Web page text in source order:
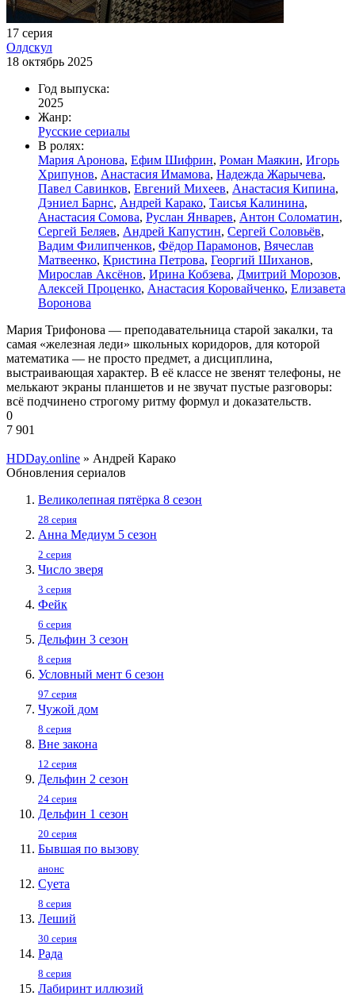
17 серия
Олдскул
18 октябрь 2025
Год выпуска:
2025
Жанр:
Русские сериалы
В ролях:
Мария Аронова, Ефим Шифрин, Роман Маякин, Игорь
Хрипунов, Анастасия Имамова, Надежда Жарычева,
Павел Савинков, Евгений Михеев, Анастасия Кипина,
Дэниел Барнс, Андрей Карако, Таисья Калинина,
Анастасия Сомова, Руслан Январев, Антон Соломатин,
Сергей Беляев, Андрей Капустин, Сергей Соловьёв,
Вадим Филипченков, Фёдор Парамонов, Вячеслав
Матвеенко, Кристина Петрова, Георгий Шиханов,
Мирослав Аксёнов, Ирина Кобзева, Дмитрий Морозов,
Алексей Проценко, Анастасия Коровайченко, Елизавета
Воронова
Мария Трифонова — преподавательница старой закалки, та
самая «железная леди» школьных коридоров, для которой
математика — не просто предмет, а дисциплина,
выстраивающая характер. В её классе не звенят телефоны, не
мелькают экраны планшетов и не звучат пустые разговоры:
всё подчинено строгому ритму формул и доказательств.
0
7 901
HDDay.online » Андрей Карако
Обновления сериалов
Великолепная пятёрка 8 сезон
28 серия
Анна Медиум 5 сезон
2 серия
Число зверя
3 серия
Фейк
6 серия
Дельфин 3 сезон
8 серия
Условный мент 6 сезон
97 серия
Чужой дом
8 серия
Вне закона
12 серия
Дельфин 2 сезон
24 серия
Дельфин 1 сезон
20 серия
Бывшая по вызову
анонс
Суета
8 серия
Леший
30 серия
Рада
8 серия
Лабиринт иллюзий